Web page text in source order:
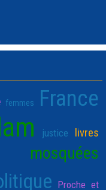
femmes France
justice livres
mosquées
Proche et